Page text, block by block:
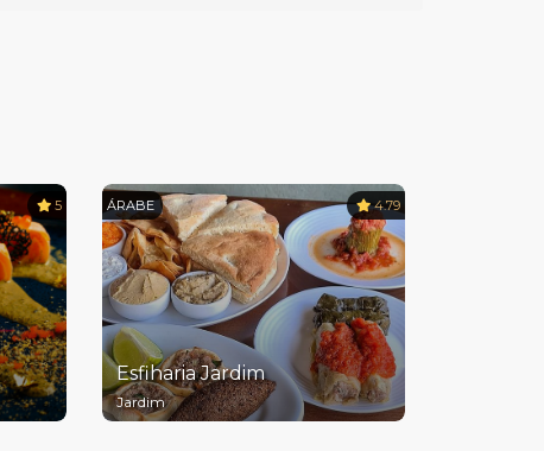
5 ÁRABE 4.79
Esfiharia Jardim
Jardim